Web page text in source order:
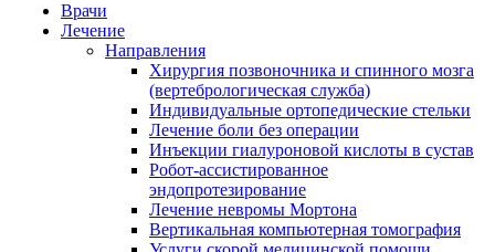
Врачи
Лечение
Направления
Хирургия позвоночника и спинного мозга
(вертебрологическая служба)
Индивидуальные ортопедические стельки
Лечение боли без операции
Инъекции гиалуроновой кислоты в сустав
Робот-ассистированное
эндопротезирование
Лечение невромы Мортона
Вертикальная компьютерная томография